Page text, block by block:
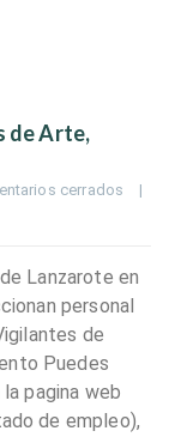
de Arte,
cerrados
|
Lanzarote en
personal
de
Puedes
pagina web
de empleo),